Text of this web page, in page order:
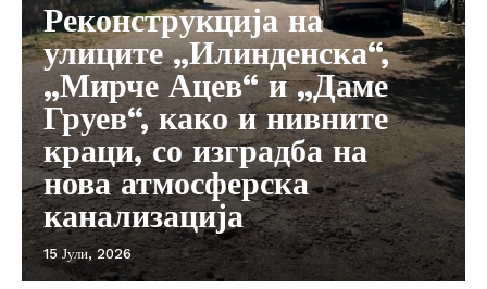
Реконструкција на
улиците „Илинденска“,
„Мирче Ацев“ и „Даме
Груев“, како и нивните
краци, со изградба на
нова атмосферска
канализација
15 Јули, 2026